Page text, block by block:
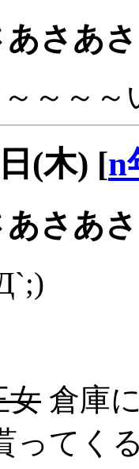
さあ
～～～
(木) [n
さあ
女 倉庫
ってく